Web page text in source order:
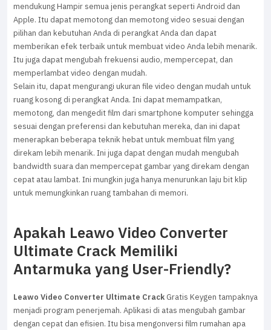
mendukung Hampir semua jenis perangkat seperti Android dan
Apple. Itu dapat memotong dan memotong video sesuai dengan
pilihan dan kebutuhan Anda di perangkat Anda dan dapat
memberikan efek terbaik untuk membuat video Anda lebih menarik.
Itu juga dapat mengubah frekuensi audio, mempercepat, dan
memperlambat video dengan mudah.
Selain itu, dapat mengurangi ukuran file video dengan mudah untuk
ruang kosong di perangkat Anda. Ini dapat memampatkan,
memotong, dan mengedit film dari smartphone komputer sehingga
sesuai dengan preferensi dan kebutuhan mereka, dan ini dapat
menerapkan beberapa teknik hebat untuk membuat film yang
direkam lebih menarik. Ini juga dapat dengan mudah mengubah
bandwidth suara dan mempercepat gambar yang direkam dengan
cepat atau lambat. Ini mungkin juga hanya menurunkan laju bit klip
untuk memungkinkan ruang tambahan di memori.
Apakah Leawo Video Converter
Ultimate Crack Memiliki
Antarmuka yang User-Friendly?
Leawo Video Converter Ultimate Crack Gratis Keygen tampaknya
menjadi program penerjemah. Aplikasi di atas mengubah gambar
dengan cepat dan efisien. Itu bisa mengonversi film rumahan apa